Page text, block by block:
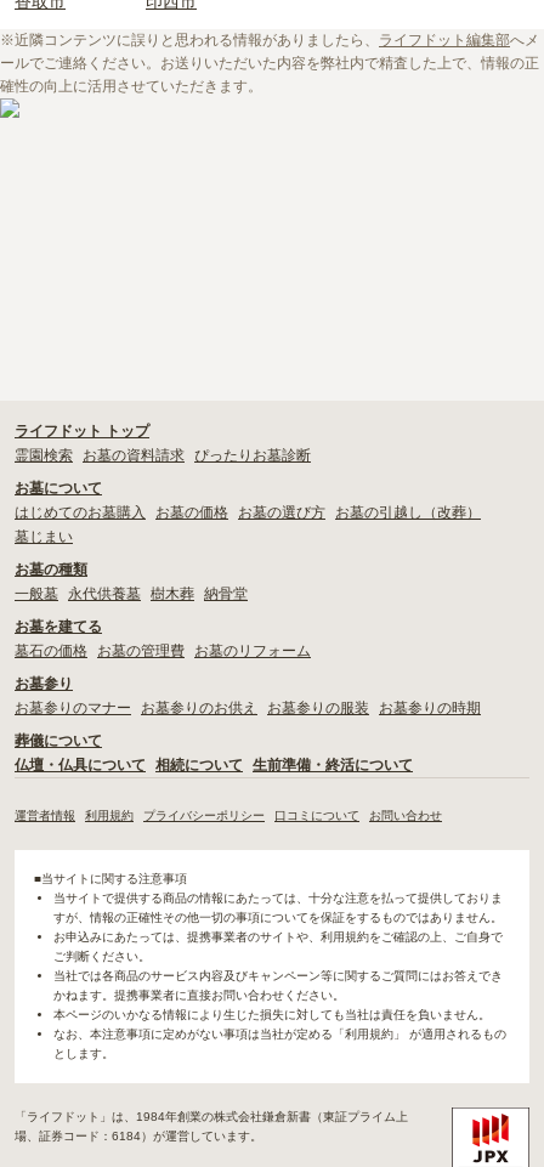
初めての寺院墓地選びに不安がある方はぜひ下記の記事をご一読く
ださい。
・寺院墓地の使用料相場は約77万円。檀家料などの費用も必要
・
茂原市
習志野市 東金市
南房総市
長生村
印西市
※近隣コンテンツに誤りと思われる情報がありましたら、 ライフドット編集部へメ
ールでご連絡ください。お送りいただいた内容を弊社内で精査した上で、情報の正
確性の向上に活用させていただきます。
ライフドット トップ
霊園検索
お墓の資料請求 ぴったりお墓診断
お墓について
はじめてのお墓購入
お墓の価格 お墓の選び方
お墓の引越し（改葬）
墓じまい
お墓の種類
一般墓
永代供養墓 樹木葬 納骨堂
お墓を建てる
墓石の価格
お墓の管理費
お墓のリフォーム
お墓参り
お墓参りのマナー
お墓参りのお供え お墓参りの服装
お墓参りの時期
葬儀について
仏壇・仏具について
相続について 生前準備・終活について
運営者情報 利用規約 プライバシーポリシー 口コミについて お問い合わせ
■当サイトに関する注意事項
当サイトで提供する商品の情報にあたっては、十分な注意を払って提供しておりま
すが、情報の正確性その他一切の事項についてを保証をするものではありません。
お申込みにあたっては、提携事業者のサイトや、利用規約をご確認の上、ご自身で
ご判断ください。
当社では各商品のサービス内容及びキャンペーン等に関するご質問にはお答えでき
かねます。提携事業者に直接お問い合わせください。
本ページのいかなる情報により生じた損失に対しても当社は責任を負いません。
なお、本注意事項に定めがない事項は当社が定める「利用規約」 が適用されるもの
とします。
「ライフドット」は、1984年創業の株式会社鎌倉新書（東証プライム上
場、証券コード：6184）が運営しています。